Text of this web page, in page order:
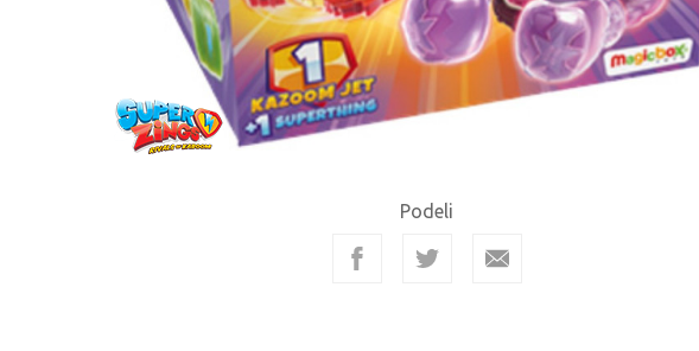
Podeli